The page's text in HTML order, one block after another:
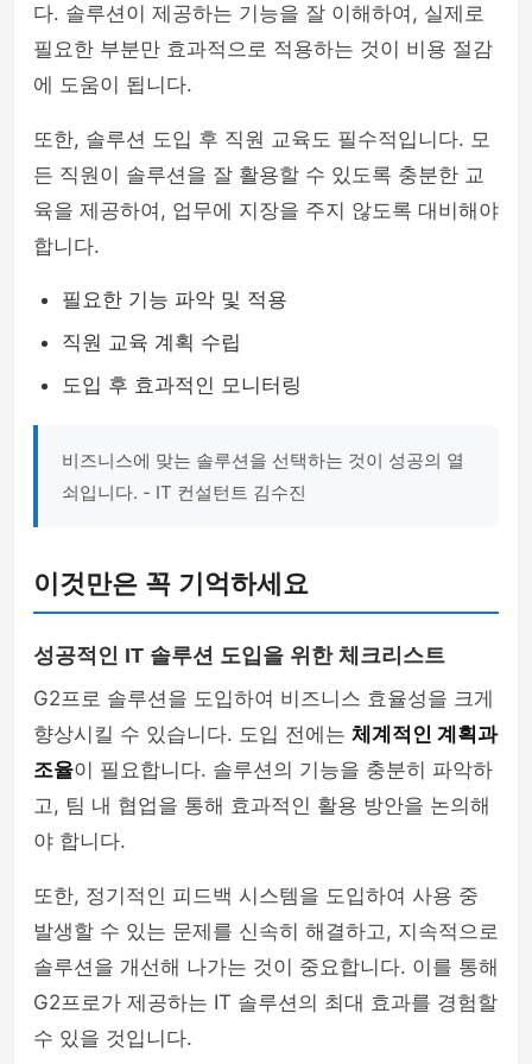
다. 솔루션이 제공하는 기능을 잘 이해하여, 실제로
필요한 부분만 효과적으로 적용하는 것이 비용 절감
에 도움이 됩니다.
또한, 솔루션 도입 후 직원 교육도 필수적입니다. 모
든 직원이 솔루션을 잘 활용할 수 있도록 충분한 교
육을 제공하여, 업무에 지장을 주지 않도록 대비해야
합니다.
필요한 기능 파악 및 적용
직원 교육 계획 수립
도입 후 효과적인 모니터링
비즈니스에 맞는 솔루션을 선택하는 것이 성공의 열
쇠입니다. - IT 컨설턴트 김수진
이것만은 꼭 기억하세요
성공적인 IT 솔루션 도입을 위한 체크리스트
G2프로 솔루션을 도입하여 비즈니스 효율성을 크게
향상시킬 수 있습니다. 도입 전에는 체계적인 계획과
조율이 필요합니다. 솔루션의 기능을 충분히 파악하
고, 팀 내 협업을 통해 효과적인 활용 방안을 논의해
야 합니다.
또한, 정기적인 피드백 시스템을 도입하여 사용 중
발생할 수 있는 문제를 신속히 해결하고, 지속적으로
솔루션을 개선해 나가는 것이 중요합니다. 이를 통해
G2프로가 제공하는 IT 솔루션의 최대 효과를 경험할
수 있을 것입니다.